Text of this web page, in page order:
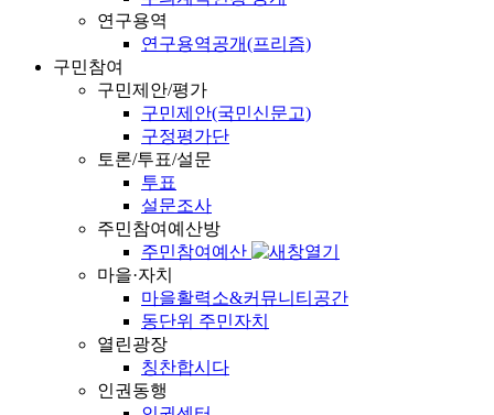
연구용역
연구용역공개(프리즘)
구민참여
구민제안/평가
구민제안(국민신문고)
구정평가단
토론/투표/설문
투표
설문조사
주민참여예산방
주민참여예산
마을·자치
마을활력소&커뮤니티공간
동단위 주민자치
열린광장
칭찬합시다
인권동행